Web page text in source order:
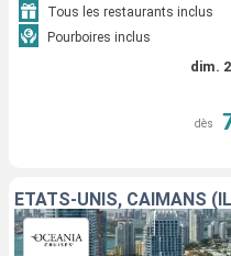
Tous les restaurants inclus
Pourboires inclus
dim.
dès